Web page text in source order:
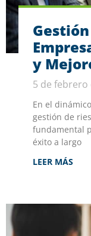
y
5 de febrero
En el
gestión de
fundamental
éxito a largo
LEER MÁS